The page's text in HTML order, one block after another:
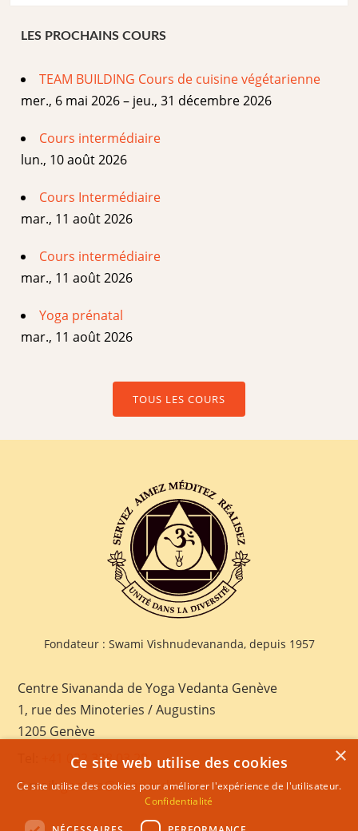
LES PROCHAINS COURS
TEAM BUILDING Cours de cuisine végétarienne
mer., 6 mai 2026 – jeu., 31 décembre 2026
Cours intermédiaire
lun., 10 août 2026
Cours Intermédiaire
mar., 11 août 2026
Cours intermédiaire
mar., 11 août 2026
Yoga prénatal
mar., 11 août 2026
TOUS LES COURS
Fondateur : Swami Vishnudevananda, depuis 1957
Centre Sivananda de Yoga Vedanta Genève
1, rue des Minoteries / Augustins
1205 Genève
+41 022 328 03 28
E-mail:geneva@sivananda.net
×
Ce site web utilise des cookies
Ce site utilise des cookies pour améliorer l'expérience de l'utilisateur.
Confidentialité